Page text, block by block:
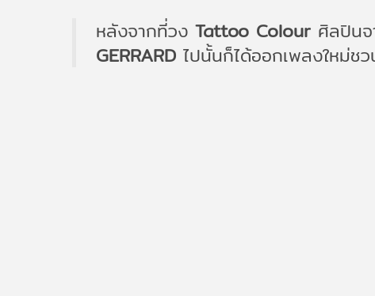
หลังจากที่วงTattoo Colour ศิลปิน
GERRARD ไปนั้นก็ได้ออกเพลงใหม่ช